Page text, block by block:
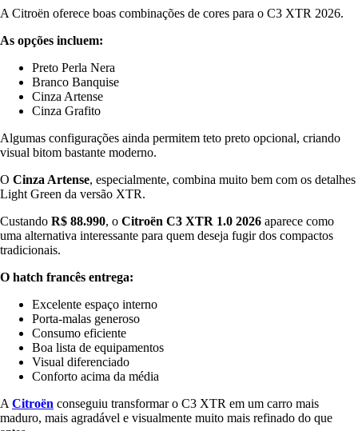
A Citroën oferece boas combinações de cores para o C3 XTR 2026.
As opções incluem:
Preto Perla Nera
Branco Banquise
Cinza Artense
Cinza Grafito
Algumas configurações ainda permitem teto preto opcional, criando
visual bitom bastante moderno.
O Cinza Artense, especialmente, combina muito bem com os detalhes
Light Green da versão XTR.
Custando R$ 88.990, o Citroën C3 XTR 1.0 2026 aparece como
uma alternativa interessante para quem deseja fugir dos compactos
tradicionais.
O hatch francês entrega:
Excelente espaço interno
Porta-malas generoso
Consumo eficiente
Boa lista de equipamentos
Visual diferenciado
Conforto acima da média
A Citroën conseguiu transformar o C3 XTR em um carro mais
maduro, mais agradável e visualmente muito mais refinado do que